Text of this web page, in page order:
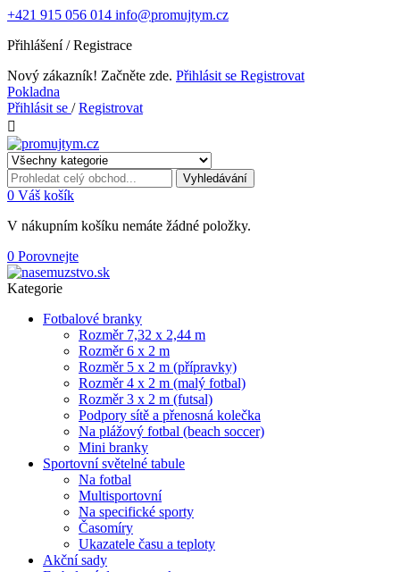
+421 915 056 014 info@promujtym.cz
Přihlášení / Registrace
Nový zákazník! Začněte zde. Přihlásit se Registrovat
Pokladna
Přihlásit se /Registrovat

Vyhledávání
0 Váš košík
V nákupním košíku nemáte žádné položky.
0 Porovnejte
Kategorie
Fotbalové branky
Rozměr 7,32 x 2,44 m
Rozměr 6 x 2 m
Rozměr 5 x 2 m (přípravky)
Rozměr 4 x 2 m (malý fotbal)
Rozměr 3 x 2 m (futsal)
Podpory sítě a přenosná kolečka
Na plážový fotbal (beach soccer)
Mini branky
Sportovní světelné tabule
Na fotbal
Multisportovní
Na specifické sporty
Časomíry
Ukazatele času a teploty
Akční sady